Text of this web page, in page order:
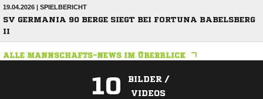
19.04.2026 | SPIELBERICHT
SV GERMANIA 90 BERGE SIEGT BEI FORTUNA BABELSBERG
II
ALLE MANNSCHAFTS-NEWS IM ÜBERBLICK
10
BILDER /
VIDEOS